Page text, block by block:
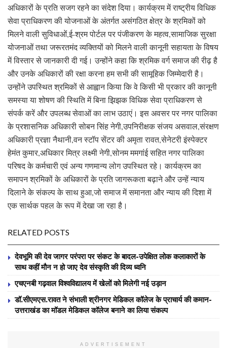
अधिकारों के प्रति सजग रहने का संदेश दिया। कार्यक्रम में राष्ट्रीय विधिक
सेवा प्राधिकरण की योजनाओं के अंतर्गत असंगठित क्षेत्र के श्रमिकों को
मिलने वाली सुविधाओं,ई-श्रम पोर्टल पर पंजीकरण के महत्व,सामाजिक सुरक्षा
योजनाओं तथा जरूरतमंद व्यक्तियों को मिलने वाली कानूनी सहायता के विषय
में विस्तार से जानकारी दी गई। उन्होंने कहा कि श्रमिक वर्ग समाज की रीढ़ है
और उनके अधिकारों की रक्षा करना हम सभी की सामूहिक जिम्मेदारी है।
उन्होंने उपस्थित श्रमिकों से आह्वान किया कि वे किसी भी प्रकार की कानूनी
समस्या या शोषण की स्थिति में बिना झिझक विधिक सेवा प्राधिकरण से
संपर्क करें और उपलब्ध सेवाओं का लाभ उठाएं। इस अवसर पर नगर पालिका
के प्रशासनिक अधिकारी सोबन सिंह नेगी,उपनिरीक्षक संजय असवाल,संरक्षण
अधिकारी प्रज्ञा नैथानी,वन स्टॉप सेंटर की अमृता रावत,सेनेटरी इंस्पेक्टर
हेमंत कुमार,अधिकार मित्र लक्ष्मी नेगी,सोनम ममगांई सहित नगर पालिका
परिषद के कर्मचारी एवं अन्य गणमान्य लोग उपस्थित रहे। कार्यक्रम का
समापन श्रमिकों के अधिकारों के प्रति जागरूकता बढ़ाने और उन्हें न्याय
दिलाने के संकल्प के साथ हुआ,जो समाज में समानता और न्याय की दिशा में
एक सार्थक पहल के रूप में देखा जा रहा है।
RELATED POSTS
देवभूमि की देव जागर परंपरा पर संकट के बादल-उपेक्षित लोक कलाकारों के
साथ कहीं मौन न हो जाए देव संस्कृति की दिव्य ध्वनि
एचएनबी गढ़वाल विश्वविद्यालय में खेलों को मिलेगी नई उड़ान
डॉ.सीएमएस.रावत ने संभाली श्रीनगर मेडिकल कॉलेज के प्राचार्य की कमान-
उत्तराखंड का मॉडल मेडिकल कॉलेज बनाने का लिया संकल्प
ADVERTISEMENT